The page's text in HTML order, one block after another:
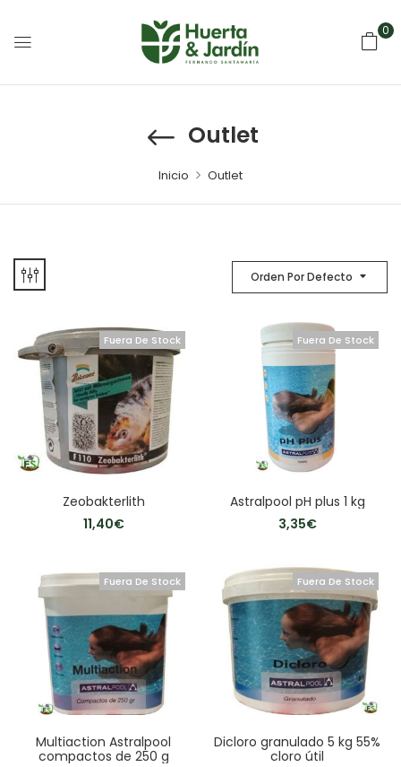
0
Outlet
Inicio Outlet
Orden Por Defecto
Fuera De Stock
Zeobakterlith
11,40€
Fuera De Stock
Astralpool pH plus 1 kg
3,35€
Fuera De Stock
Multiaction Astralpool
compactos de 250 g
Fuera De Stock
Dicloro granulado 5 kg 55%
cloro útil